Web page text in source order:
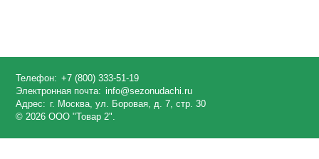
Телефон: +7 (800) 333-51-19
Электронная почта: info@sezonudachi.ru
Адрес: г. Москва, ул. Боровая, д. 7, стр. 30
© 2026 ООО "Товар 2".